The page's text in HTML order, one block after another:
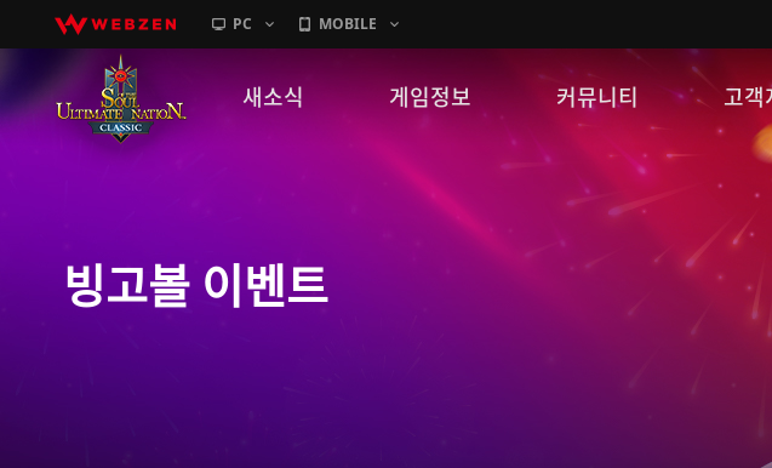
PC MOBILE
새소식
GM노트
이벤트
게임정보
세계관
캐릭터소개
커뮤니티
자유게시판
이미지게시판
공략 게시판
고객
쿠폰
빙고볼 이벤트
하임 상점 이벤트